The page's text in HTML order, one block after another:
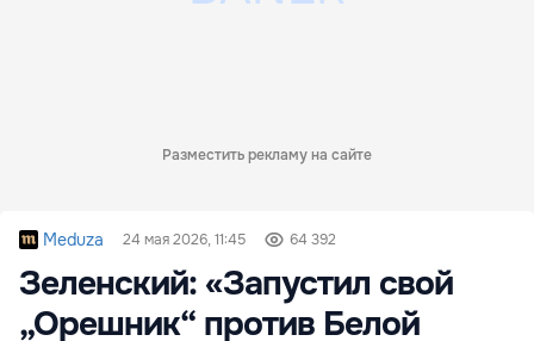
Разместить рекламу на сайте
Meduza 24 мая 2026, 11:45 64 392
Зеленский: «Запустил свой
„Орешник“ против Белой